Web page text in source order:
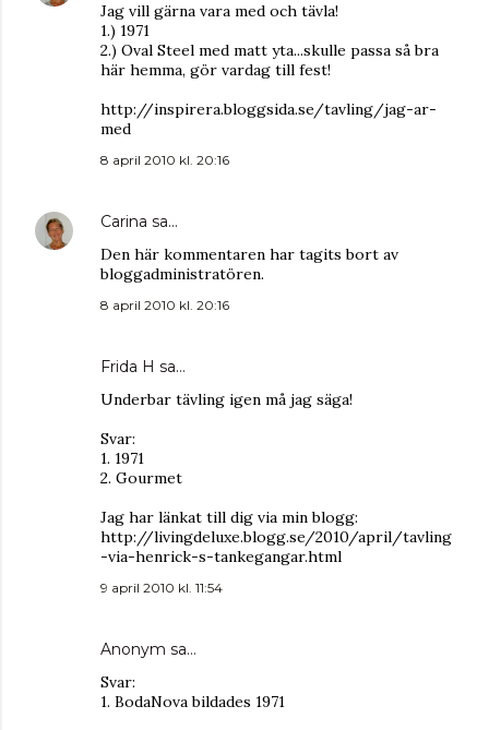
Jag vill gärna vara med och tävla!
1.) 1971
2.) Oval Steel med matt yta...skulle passa så bra
här hemma, gör vardag till fest!
http://inspirera.bloggsida.se/tavling/jag-ar-
med
8 april 2010 kl. 20:16
Carina sa…
Den här kommentaren har tagits bort av
bloggadministratören.
8 april 2010 kl. 20:16
Frida H sa…
Underbar tävling igen må jag säga!
Svar:
1. 1971
2. Gourmet
Jag har länkat till dig via min blogg:
http://livingdeluxe.blogg.se/2010/april/tavling
-via-henrick-s-tankegangar.html
9 april 2010 kl. 11:54
Anonym sa…
Svar:
1. BodaNova bildades 1971